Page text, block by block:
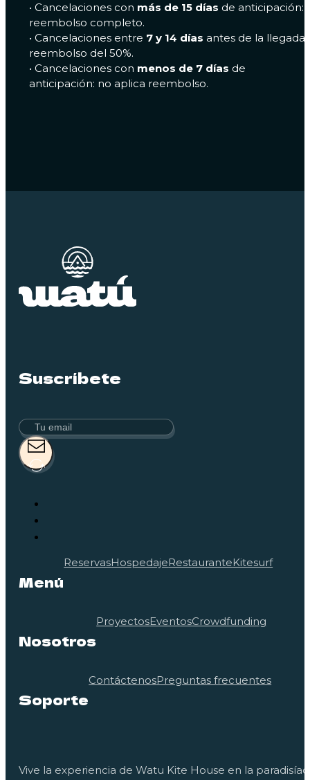
•⁠ ⁠Cancelaciones con más de 15 días de anticipación:
reembolso completo.
•⁠ ⁠Cancelaciones entre 7 y 14 días antes de la llegada:
reembolso del 50%.
•⁠ ⁠Cancelaciones con menos de 7 días de
anticipación: no aplica reembolso.
Suscríbete
Menú
ReservasHospedajeRestauranteKitesurf
Nosotros
ProyectosEventosCrowdfunding
Soporte
ContáctenosPreguntas frecuentes
Vive la experiencia de Watu Kite House en la